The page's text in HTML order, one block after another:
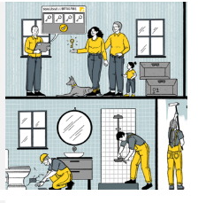
daher
Datatrain GmbH den
digitalisiert.